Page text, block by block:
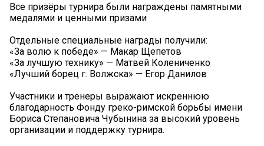
Все призёры турнира были награждены памятными
медалями и ценными призами ️
Отдельные специальные награды получили:
«За волю к победе» — Макар Щепетов
«За лучшую технику» — Матвей Колениченко
«Лучший борец г. Волжска» — Егор Данилов
Участники и тренеры выражают искреннюю
благодарность Фонду греко-римской борьбы имени
Бориса Степановича Чубынина за высокий уровень
организации и поддержку турнира.